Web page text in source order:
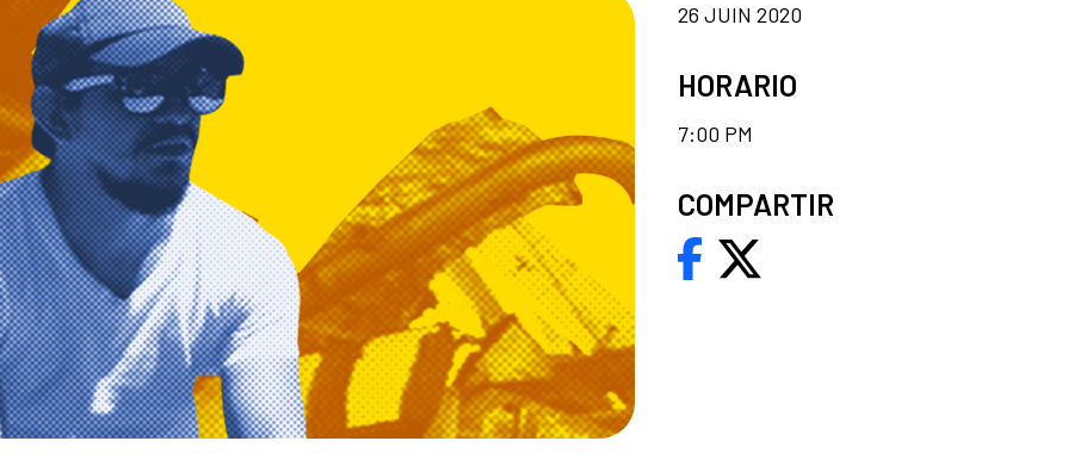
26 JUIN 2020
HORARIO
7:00 PM
COMPARTIR